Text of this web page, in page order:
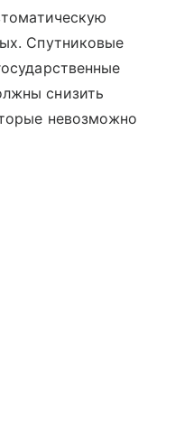
Спутниковые
снизить
невозможно